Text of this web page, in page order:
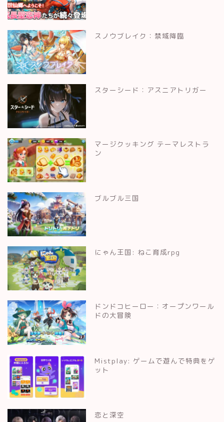
スノウブレイク：禁域降臨
スターシード：アスニアトリガー
マージクッキング テーマレストラ
ン
ブルブル三国
にゃん王国: ねこ育成rpg
ドンドコヒーロー：オープンワール
ドの大冒険
Mistplay: ゲームで遊んで特典をゲ
ット
恋と深空